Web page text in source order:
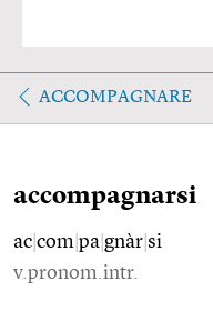
ACCOMPAGNARE
accompagnarsi
ac com pa gnàr si
v.pronom.intr.